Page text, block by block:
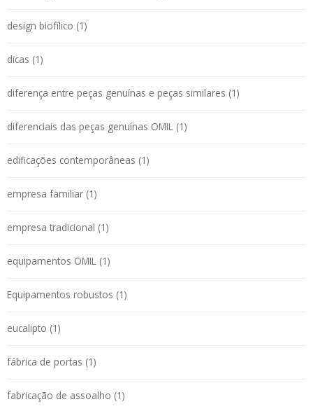
design biofílico (1)
dicas (1)
diferença entre peças genuínas e peças similares (1)
diferenciais das peças genuínas OMIL (1)
edificações contemporâneas (1)
empresa familiar (1)
empresa tradicional (1)
equipamentos OMIL (1)
Equipamentos robustos (1)
eucalipto (1)
fábrica de portas (1)
fabricação de assoalho (1)